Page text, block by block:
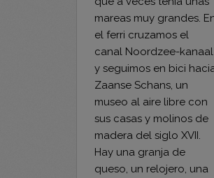
canal Noordzee-kanaal
y seguimos en bici hacia
Zaanse Schans, un
museo al aire libre con
sus casas y molinos de
madera del siglo XVII.
Hay una granja de
queso, un relojero, una
antigua panadería, etc.
Ámsterdam es realmente